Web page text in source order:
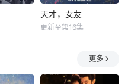
天才，女友
更新至第16集
更多